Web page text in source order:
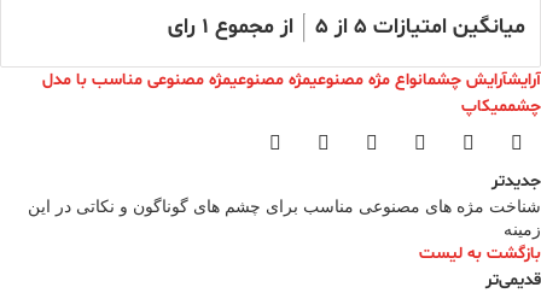
میانگین امتیازات ۵ از ۵ از مجموع ۱ رای
آرایشآرایش چشمانواع مژه مصنوعیمژه مصنوعیمژه مصنوعی مناسب با مدل
چشممیکاپ
جدیدتر
شناخت مژه های مصنوعی مناسب برای چشم های گوناگون و نکاتی در این
زمینه
بازگشت به لیست
قدیمی‌تر